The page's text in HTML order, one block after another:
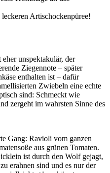
Artischockenpüree!
unspektakulär, der
Ziegennote – später
enthalten ist – dafür
Zwiebeln eine echte
sind: Schmeckt wie
zergeht im wahrsten Sinne des
Gang: Ravioli vom ganzen
aus grünen Tomaten.
ist durch den Wolf gejagt,
erahnen sind und es nur der